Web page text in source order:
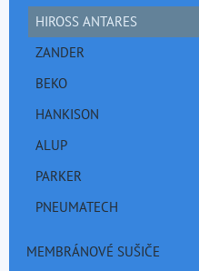
HIROSS ANTARES
ZANDER
BEKO
HANKISON
ALUP
PARKER
PNEUMATECH
MEMBRÁNOVÉ SUŠIČE